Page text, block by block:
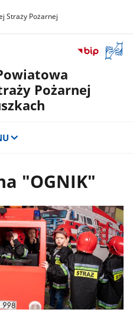
Straży Pożarnej
okno
Pożarnej
"OGNIK"